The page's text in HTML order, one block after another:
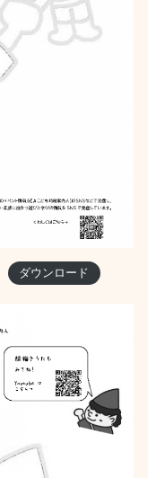
ダウンロード